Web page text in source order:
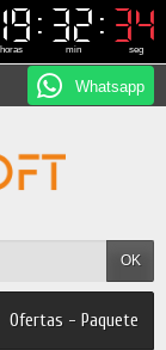
19
19
horas
32
32
min
34
33
33
34
seg
Whatsapp
OK
Ofertas - Paquete